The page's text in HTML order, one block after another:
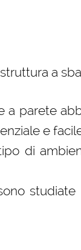
a
a parete
e
di